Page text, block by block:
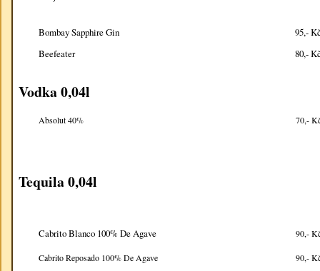
Bombay Sapphire Gin
Beefeater
95,-
80,-
Vodka 0,04l
Absolut 40% 70,-
Tequila 0,04l
Cabrito Blanco 100% De Agave 90,-
Cabrito Reposado 100% De Agave 90,-